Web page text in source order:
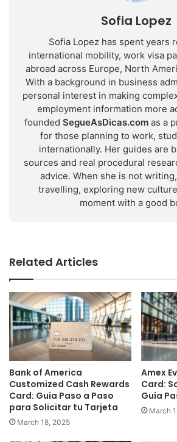
Sofia Lopez
Sofia Lopez has spent years
international mobility, work visa
abroad across Europe, North
With a background in business
personal interest in making
employment information more
founded SegueAsDicas.com as a
for those planning to work,
internationally. Her guides are
sources and real procedural
advice. When she is not
travelling, exploring new
moment with a good
Related Articles
Bank of America
Customized Cash Rewards
Card: Guía Paso a Paso
para Solicitar tu Tarjeta
March 18, 2025
Amex
Card:
Guía
March